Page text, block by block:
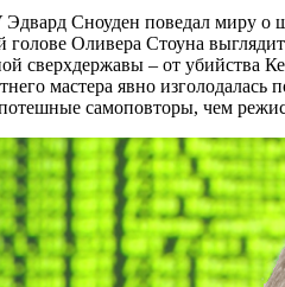
Сноуден поведал миру о
голове Оливера Стоуна
сверхдержавы – от убийства
мастера явно
самоповторы, чем